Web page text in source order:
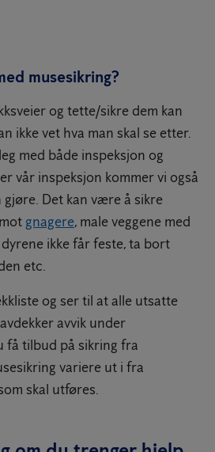
musesikring?
og tette/sikre dem kan
ikke vet hva man skal se etter.
med både inspeksjon og
vår inspeksjon kommer vi også
gjøre. Det kan være å sikre
gnagere, male veggene med
ikke får feste, ta bort
etc.
og ser til at alle utsatte
avvik under
få tilbud på sikring fra
variere ut i fra
skal utføres.